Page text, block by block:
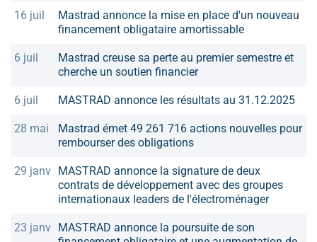
16 juil
Mastrad annonce la mise en place d'un nouveau
financement obligataire amortissable
6 juil
Mastrad creuse sa perte au premier semestre et
cherche un soutien financier
6 juil MASTRAD annonce les résultats au 31.12.2025
28 mai
Mastrad émet 49 261 716 actions nouvelles pour
rembourser des obligations
29 janv MASTRAD annonce la signature de deux
contrats de développement avec des groupes
internationaux leaders de l'électroménager
23 janv MASTRAD annonce la poursuite de son